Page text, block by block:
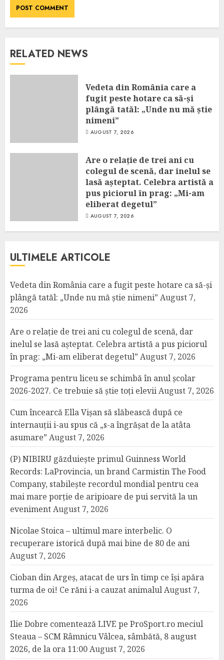
RELATED NEWS
Vedeta din România care a
fugit peste hotare ca să-și
plângă tatăl: „Unde nu mă știe
nimeni”
AUGUST 7, 2026
Are o relație de trei ani cu
colegul de scenă, dar inelul se
lasă așteptat. Celebra artistă a
pus piciorul în prag: „Mi-am
eliberat degetul”
AUGUST 7, 2026
ULTIMELE ARTICOLE
Vedeta din România care a fugit peste hotare ca să-și
plângă tatăl: „Unde nu mă știe nimeni” August 7,
2026
Are o relație de trei ani cu colegul de scenă, dar
inelul se lasă așteptat. Celebra artistă a pus piciorul
în prag: „Mi-am eliberat degetul” August 7, 2026
Programa pentru liceu se schimbă în anul școlar
2026-2027. Ce trebuie să știe toți eleviiAugust 7, 2026
Cum încearcă Ella Vișan să slăbească după ce
internauții i-au spus că „s-a îngrășat de la atâta
asumare” August 7, 2026
(P) NIBIRU găzduiește primul Guinness World
Records: LaProvincia, un brand Carmistin The Food
Company, stabilește recordul mondial pentru cea
mai mare porție de aripioare de pui servită la un
evenimentAugust 7, 2026
Nicolae Stoica – ultimul mare interbelic. O
recuperare istorică după mai bine de 80 de ani
August 7, 2026
Cioban din Argeș, atacat de urs în timp ce își apăra
turma de oi! Ce răni i-a cauzat animalulAugust 7,
2026
Ilie Dobre comentează LIVE pe ProSport.ro meciul
Steaua – SCM Râmnicu Vâlcea, sâmbătă, 8 august
2026, de la ora 11:00August 7, 2026